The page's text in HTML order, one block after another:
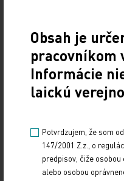
deti. Chýba 484
Chýba 484
pediatrov.
Nedostatok ambulancií
sa v poslednom roku
Počet
Obsah je
pracovníkom
Informácie
laickú
Potvrdzujem, že som
147/2001 Z.z., o
predpisov, čiže
alebo osobou